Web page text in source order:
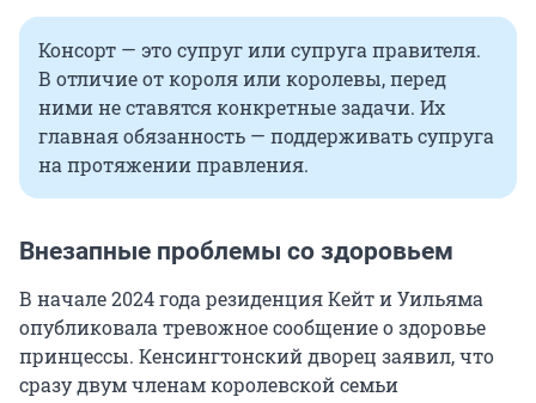
Консорт — это супруг или супруга правителя.
В отличие от короля или королевы, перед
ними не ставятся конкретные задачи. Их
главная обязанность — поддерживать супруга
на протяжении правления.
Внезапные проблемы со здоровьем
В начале 2024 года резиденция Кейт и Уильяма
опубликовала тревожное сообщение о здоровье
принцессы. Кенсингтонский дворец заявил, что
сразу двум членам королевской семьи